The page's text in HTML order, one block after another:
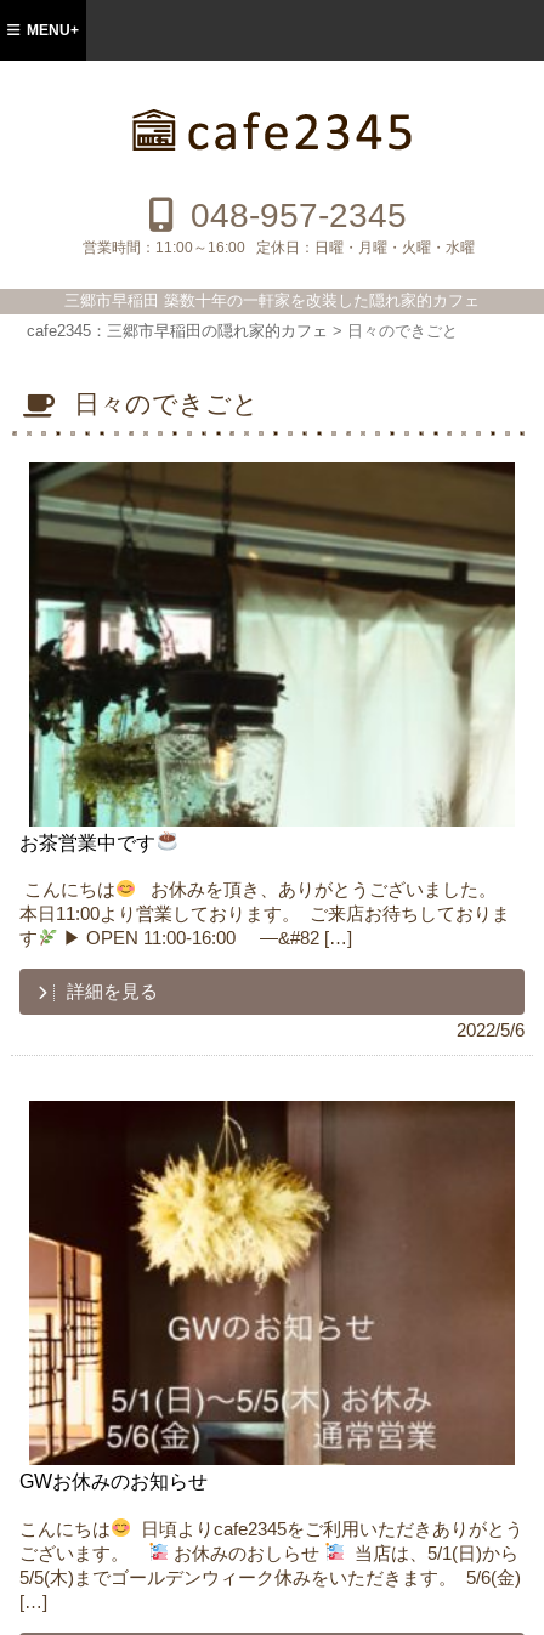
ェ
048-957-2345
営業時間： 11:00～16:00 定休日： 日曜・月曜・火曜・水曜
三郷市早稲田 築数十年の一軒家を改装した隠れ家的カフェ
MENU+
cafe2345：三郷市早稲田の隠れ家的カフェ > 日々のできごと
日々のできごと
お茶営業中です
ㅤ こんにちは
ㅤ ㅤ お休みを頂き、ありがとうございました。 ㅤ
本日11:00より営業しております。 ㅤ ご来店お待ちしておりま
す
▶︎ OPEN 11:00-16:00 ㅤ ㅤ ㅤ ㅤㅤ —&#82 […]
詳細を見る
2022/5/6
GWお休みのお知らせ
こんにちは
ㅤ 日頃よりcafe2345をご利用いただきありがとう
ございます。 ㅤ ㅤ ㅤ
お休みのおしらせ
ㅤ 当店は、5/1(日)から
5/5(木)までゴールデンウィーク休みをいただきます。 ㅤ 5/6(金)
[…]